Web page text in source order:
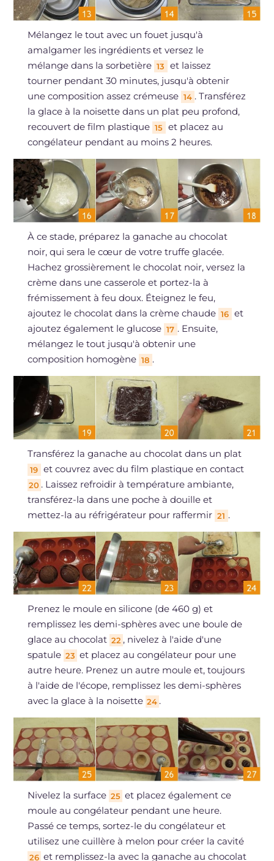
Mélangez le tout avec un fouet jusqu'à
amalgamer les ingrédients et versez le
mélange dans la sorbetière 13
et laissez
tourner pendant 30 minutes, jusqu'à obtenir
une composition assez crémeuse 14 . Transférez
la glace à la noisette dans un plat peu profond,
recouvert de film plastique 15 et placez au
congélateur pendant au moins 2 heures.
À ce stade, préparez la ganache au chocolat
noir, qui sera le cœur de votre truffe glacée.
Hachez grossièrement le chocolat noir, versez la
crème dans une casserole et portez-la à
frémissement à feu doux. Éteignez le feu,
ajoutez le chocolat dans la crème chaude 16 et
ajoutez également le glucose 17 . Ensuite,
mélangez le tout jusqu'à obtenir une
composition homogène 18 .
Transférez la ganache au chocolat dans un plat
19 et couvrez avec du film plastique en contact
20 . Laissez refroidir à température ambiante,
transférez-la dans une poche à douille et
mettez-la au réfrigérateur pour raffermir 21 .
Prenez le moule en silicone (de 460 g) et
remplissez les demi-sphères avec une boule de
glace au chocolat 22 , nivelez à l'aide d'une
spatule 23 et placez au congélateur pour une
autre heure. Prenez un autre moule et, toujours
à l'aide de l'écope, remplissez les demi-sphères
avec la glace à la noisette 24 .
Nivelez la surface 25 et placez également ce
moule au congélateur pendant une heure.
Passé ce temps, sortez-le du congélateur et
utilisez une cuillère à melon pour créer la cavité
26 et remplissez-la avec la ganache au chocolat